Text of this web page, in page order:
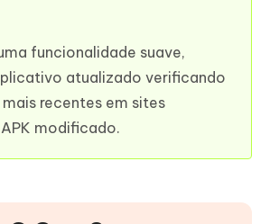
funcionalidade suave,
atualizado verificando
recentes em sites
modificado.